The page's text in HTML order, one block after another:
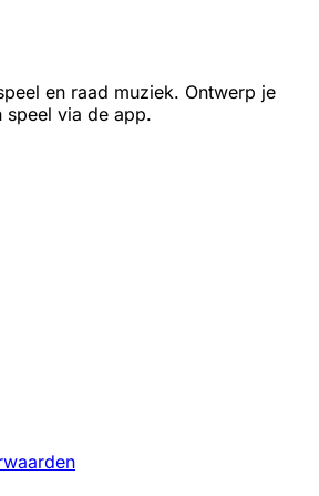
en raad muziek. Ontwerp je
speel via de app.